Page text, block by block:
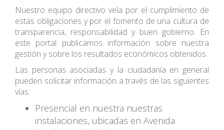
Nuestro equipo directivo vela por el cumplimiento de
estas obligaciones y por el fomento de una cultura de
transparencia, responsabilidad y buen gobierno. En
este portal publicamos información sobre nuestra
gestión y sobre los resultados económicos obtenidos.
Las personas asociadas y la ciudadanía en general
pueden solicitar información a través de las siguientes
vías:
Presencial en nuestra nuestras
instalaciones, ubicadas en Avenida